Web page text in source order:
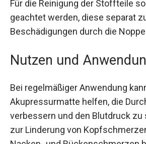
Das Set wiegt insgesamt 1,54 kg
leicht genug, um es problemlos
transportieren. Für die Reinigung
sollte darauf geachtet werden,
waschen, um Beschädigungen
Nutzen und
Bei regelmäßiger Anwendung